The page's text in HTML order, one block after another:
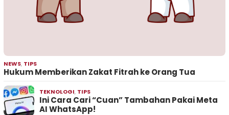
NEWS, TIPS
Hukum Memberikan Zakat Fitrah ke Orang Tua
TEKNOLOGI, TIPS
Ini Cara Cari “Cuan” Tambahan Pakai Meta
AI WhatsApp!